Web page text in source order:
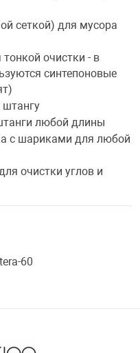
сеткой) для мусора
очистки - в
синтепоновые
штангу
любой длины
с шариками для любой
очистки углов и
60